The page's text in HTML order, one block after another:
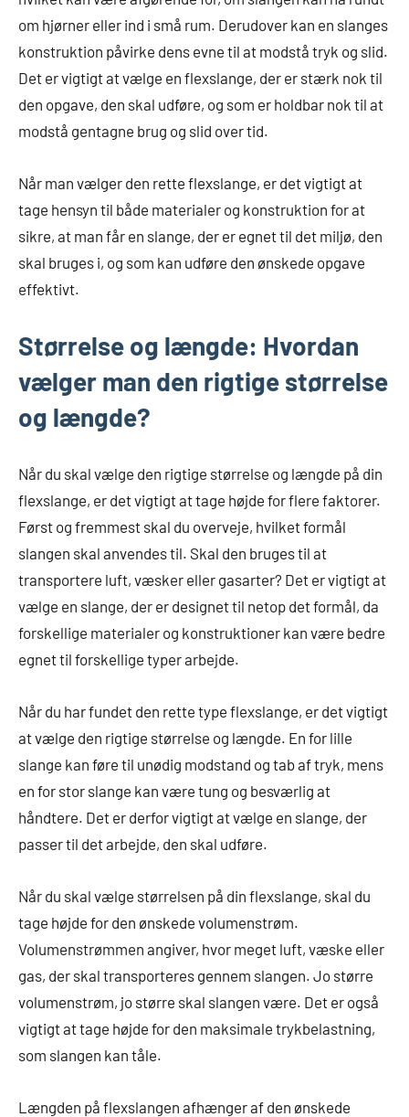
om hjørner eller ind i små rum. Derudover kan en slanges
konstruktion påvirke dens evne til at modstå tryk og slid.
Det er vigtigt at vælge en flexslange, der er stærk nok til
den opgave, den skal udføre, og som er holdbar nok til at
modstå gentagne brug og slid over tid.
Når man vælger den rette flexslange, er det vigtigt at
tage hensyn til både materialer og konstruktion for at
sikre, at man får en slange, der er egnet til det miljø, den
skal bruges i, og som kan udføre den ønskede opgave
effektivt.
Størrelse og længde: Hvordan
vælger man den rigtige størrelse
og længde?
Når du skal vælge den rigtige størrelse og længde på din
flexslange, er det vigtigt at tage højde for flere faktorer.
Først og fremmest skal du overveje, hvilket formål
slangen skal anvendes til. Skal den bruges til at
transportere luft, væsker eller gasarter? Det er vigtigt at
vælge en slange, der er designet til netop det formål, da
forskellige materialer og konstruktioner kan være bedre
egnet til forskellige typer arbejde.
Når du har fundet den rette type flexslange, er det vigtigt
at vælge den rigtige størrelse og længde. En for lille
slange kan føre til unødig modstand og tab af tryk, mens
en for stor slange kan være tung og besværlig at
håndtere. Det er derfor vigtigt at vælge en slange, der
passer til det arbejde, den skal udføre.
Når du skal vælge størrelsen på din flexslange, skal du
tage højde for den ønskede volumenstrøm.
Volumenstrømmen angiver, hvor meget luft, væske eller
gas, der skal transporteres gennem slangen. Jo større
volumenstrøm, jo større skal slangen være. Det er også
vigtigt at tage højde for den maksimale trykbelastning,
som slangen kan tåle.
Længden på flexslangen afhænger af den ønskede